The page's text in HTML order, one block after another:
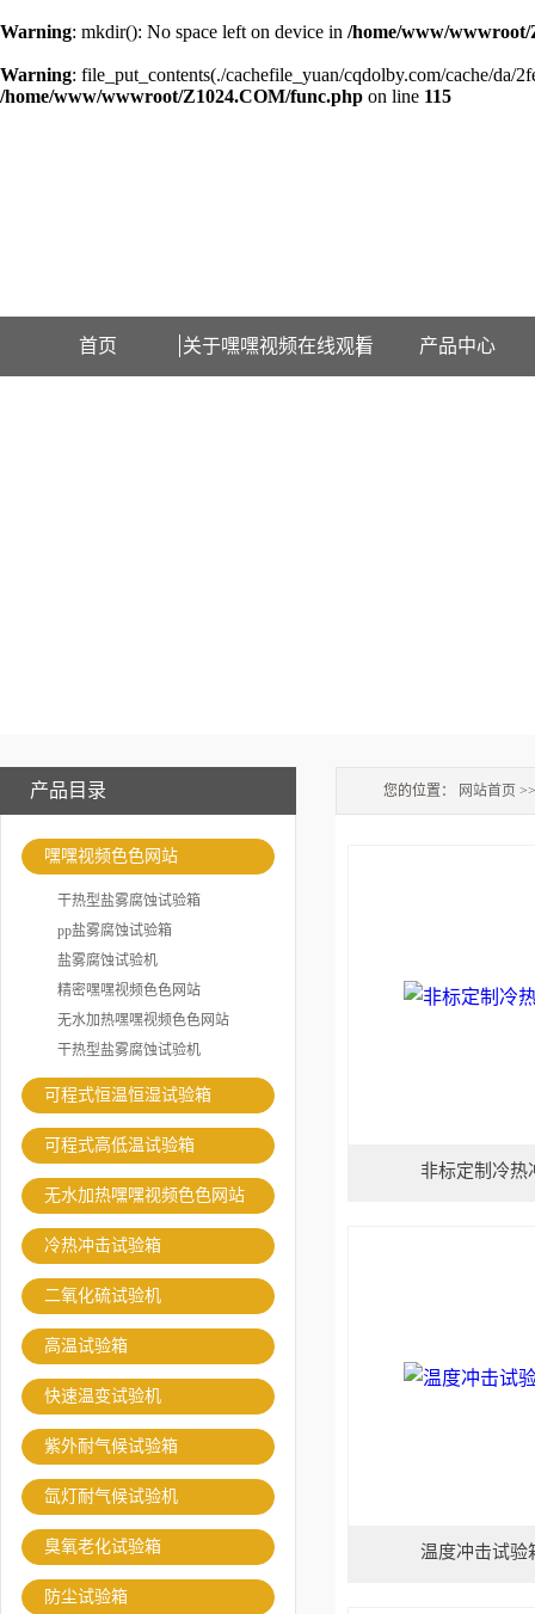
Warning: mkdir(): No space left on device in /home/www/
Warning: file_put_contents(./cachefile_yuan/cqdolby.com/cache/da/
/home/www/wwwroot/Z1024.COM/func.php on line 115
首页 关于嘿嘿视频在线观看 产品中心
产品目录
嘿嘿视频色色网站
干热型盐雾腐蚀试验箱
pp盐雾腐蚀试验箱
盐雾腐蚀试验机
精密嘿嘿视频色色网站
无水加热嘿嘿视频色色网站
干热型盐雾腐蚀试验机
可程式恒温恒湿试验箱
可程式高低温试验箱
无水加热嘿嘿视频色色网站
冷热冲击试验箱
二氧化硫试验机
高温试验箱
快速温变试验机
紫外耐气候试验箱
氙灯耐气候试验机
臭氧老化试验箱
防尘试验箱
您的位置： 网站首页
非标定制冷热
温度冲击试验